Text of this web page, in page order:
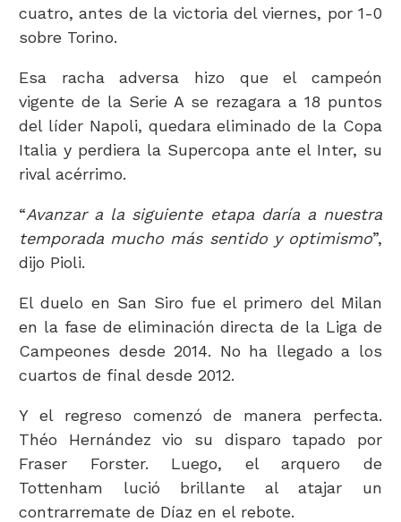
cuatro, antes de la victoria del viernes, por 1-0
sobre Torino.
Esa racha adversa hizo que el campeón
vigente de la Serie A se rezagara a 18 puntos
del líder Napoli, quedara eliminado de la Copa
Italia y perdiera la Supercopa ante el Inter, su
rival acérrimo.
“Avanzar a la siguiente etapa daría a nuestra
temporada mucho más sentido y optimismo”,
dijo Pioli.
El duelo en San Siro fue el primero del Milan
en la fase de eliminación directa de la Liga de
Campeones desde 2014. No ha llegado a los
cuartos de final desde 2012.
Y el regreso comenzó de manera perfecta.
Théo Hernández vio su disparo tapado por
Fraser Forster. Luego, el arquero de
Tottenham lució brillante al atajar un
contrarremate de Díaz en el rebote.